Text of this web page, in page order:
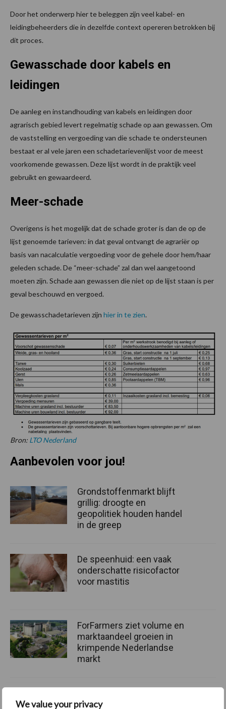
We value your privacy
Door het onderwerp hier te beleggen zijn veel kabel- en
leidingbeheerders die in dezelfde context opereren betrokken bij
dit proces.
Gewasschade door kabels en
leidingen
De aanleg en instandhouding van kabels en leidingen door
agrarisch gebied levert regelmatig schade op aan gewassen. Om
de vaststelling en vergoeding van die schade te ondersteunen
bestaat er al vele jaren een schadetarievenlijst voor de meest
voorkomende gewassen. Deze lijst wordt in de praktijk veel
gebruikt en gewaardeerd.
Meer-schade
Overigens is het mogelijk dat de schade groter is dan de op de
lijst genoemde tarieven: in dat geval ontvangt de agrariër op
basis van nacalculatie vergoeding voor de gehele door hem/haar
geleden schade. De “meer-schade” zal dan wel aangetoond
moeten zijn. Schade aan gewassen die niet op de lijst staan is per
geval beschouwd en vergoed.
De gewasschadetarieven zijn hier in te zien.
Bron: LTO Nederland
Aanbevolen voor jou!
Grondstoffenmarkt blijft
grillig: droogte en
geopolitiek houden handel
in de greep
De speenhuid: een vaak
onderschatte risicofactor
voor mastitis
ForFarmers ziet volume en
marktaandeel groeien in
krimpende Nederlandse
markt
Themapagina's